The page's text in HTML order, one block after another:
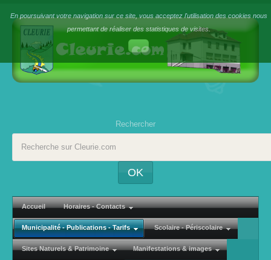
En poursuivant votre navigation sur ce site, vous acceptez l'utilisation des cookies nous
permettant de réaliser des statistiques de visites.
Rechercher
OK
Accueil Horaires - Contacts
Municipalité - Publications - Tarifs Scolaire - Périscolaire
Sites Naturels & Patrimoine Manifestations & images